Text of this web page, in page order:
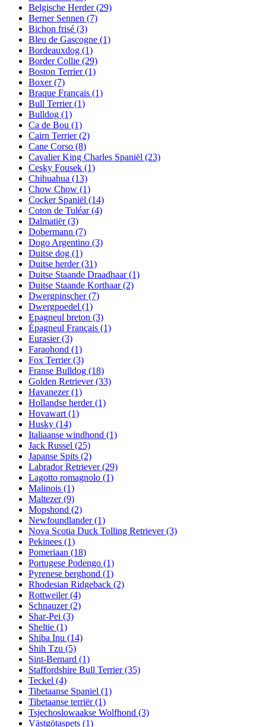
Belgische Herder(29)
Berner Sennen (7)
Bichon frisé (3)
Bleu de Gascogne (1)
Bordeauxdog (1)
Border Collie (29)
Boston Terrier(1)
Boxer(7)
Braque Français (1)
Bull Terrier(1)
Bulldog (1)
Ca de Bou (1)
Cairn Terrier(2)
Cane Corso (8)
Cavalier King Charles Spaniël (23)
Cesky Fousek (1)
Chihuahua (13)
Chow Chow (1)
Cocker Spaniël (14)
Coton de Tuléar(4)
Dalmatiër(3)
Dobermann (7)
Dogo Argentino (3)
Duitse dog (1)
Duitse herder(31)
Duitse Staande Draadhaar(1)
Duitse Staande Korthaar(2)
Dwergpinscher(7)
Dwergpoedel (1)
Epagneul breton (3)
Épagneul Français (1)
Eurasier(3)
Faraohond (1)
Fox Terrier(3)
Franse Bulldog (18)
Golden Retriever(33)
Havanezer(1)
Hollandse herder(1)
Hovawart (1)
Husky (14)
Italiaanse windhond (1)
Jack Russel (25)
Japanse Spits (2)
Labrador Retriever(29)
Lagotto romagnolo (1)
Malinois (1)
Maltezer(9)
Mopshond (2)
Newfoundlander(1)
Nova Scotia Duck Tolling Retriever(3)
Pekinees (1)
Pomeriaan (18)
Portugese Podengo (1)
Pyrenese berghond (1)
Rhodesian Ridgeback (2)
Rottweiler(4)
Schnauzer(2)
Shar-Pei (3)
Sheltie (1)
Shiba Inu (14)
Shih Tzu (5)
Sint-Bernard (1)
Staffordshire Bull Terrier(35)
Teckel (4)
Tibetaanse Spaniel (1)
Tibetaanse terriër(1)
Tsjechoslowaakse Wolfhond (3)
Västgötaspets (1)